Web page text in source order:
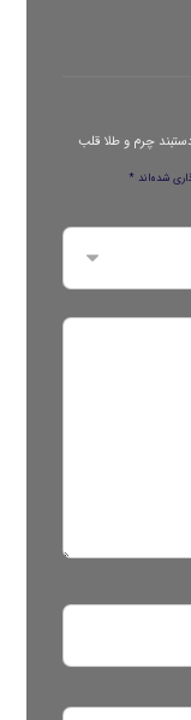
چرم و طلا قلب
شده‌اند*